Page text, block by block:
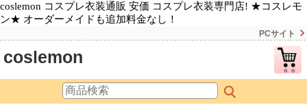
coslemon コスプレ衣装通販 安価 コスプレ衣装専門店! ★コスレモ
ン★ オーダーメイドも追加料金なし！
PCサイト
coslemon